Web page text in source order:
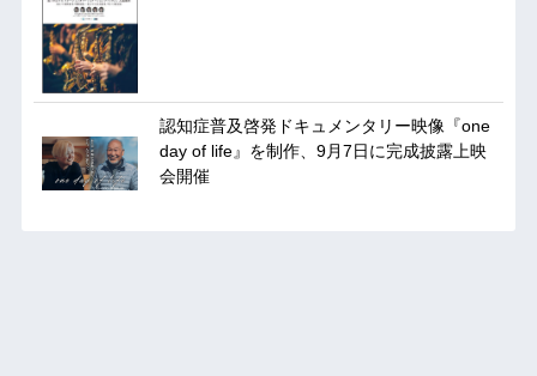
認知症普及啓発ドキュメンタリー映像『one
day of life』を制作、9月7日に完成披露上映
会開催